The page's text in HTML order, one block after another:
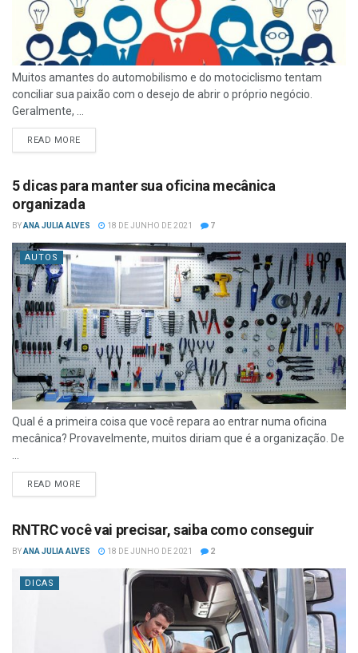
Muitos amantes do automobilismo e do motociclismo tentam
conciliar sua paixão com o desejo de abrir o próprio negócio.
Geralmente, ...
READ MORE
5 dicas para manter sua oficina mecânica
organizada
BYANA JULIA ALVES 18 DE JUNHO DE 2021 7
AUTOS
Qual é a primeira coisa que você repara ao entrar numa oficina
mecânica? Provavelmente, muitos diriam que é a organização. De
READ MORE
RNTRC você vai precisar, saiba como conseguir
BYANA JULIA ALVES 18 DE JUNHO DE 2021 2
DICAS